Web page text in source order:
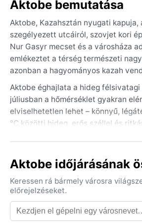
Aktobe bemutatása
Aktobe, Kazahsztán nyugati
szegélyezett utcáiról, szovjet kori
Nur Gasyr mecset és a városháza
emlékeztet a térség természeti
azonban a hagyományos kazah
Aktobe éghajlata a hideg
júliusban a hőmérséklet gyakran
elviselhetetlen lehet – könnyű,
°C közötti hideg, erős széllel és
Az időjárás szempontjából a
hőmérséklet 20–25 °C között
szél, amely porviharokat is hozhat
A hideg félsivatag klimatikus
minden évszakban lenyűgözőek.
Aktobe időjárásának
Keressen rá bármely városra
előrejelzéseket.